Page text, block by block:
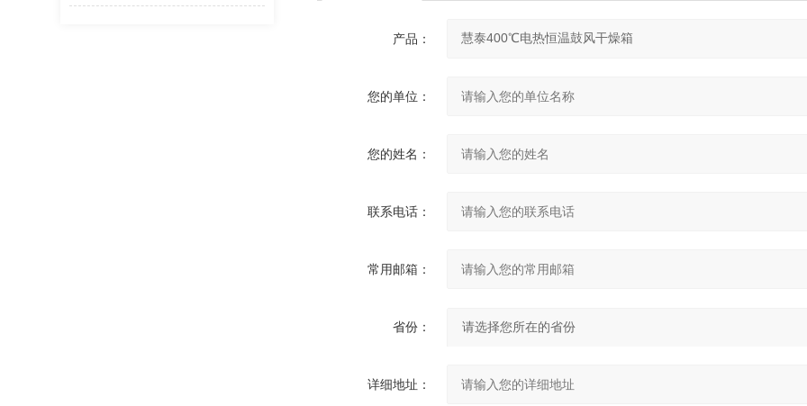
产品：
您的单位：
您的姓名：
联系电话：
常用邮箱：
省份：
详细地址：